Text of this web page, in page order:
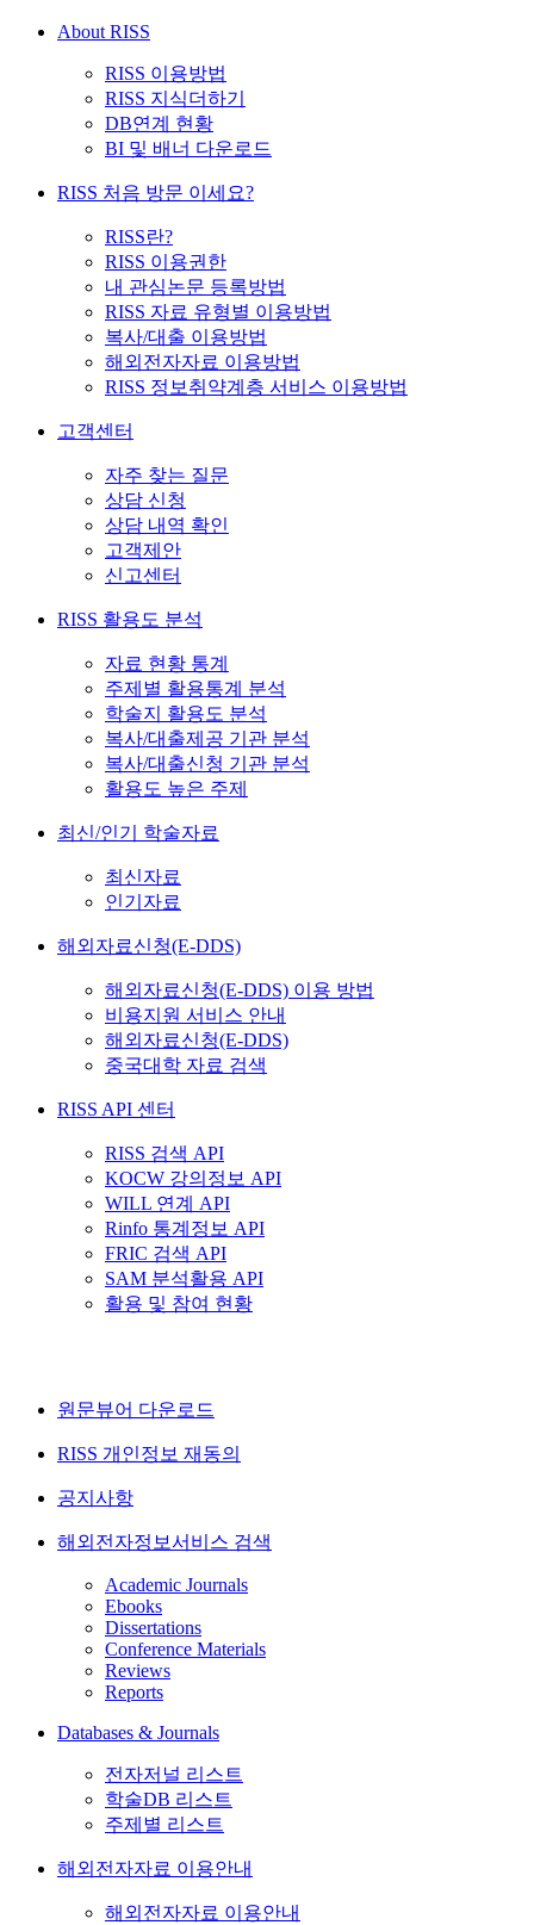
About RISS
RISS 이용방법
RISS 지식더하기
DB연계 현황
BI 및 배너 다운로드
RISS 처음 방문 이세요?
RISS란?
RISS 이용권한
내 관심논문 등록방법
RISS 자료 유형별 이용방법
복사/대출 이용방법
해외전자자료 이용방법
RISS 정보취약계층 서비스 이용방법
고객센터
자주 찾는 질문
상담 신청
상담 내역 확인
고객제안
신고센터
RISS 활용도 분석
자료 현황 통계
주제별 활용통계 분석
학술지 활용도 분석
복사/대출제공 기관 분석
복사/대출신청 기관 분석
활용도 높은 주제
최신/인기 학술자료
최신자료
인기자료
해외자료신청(E-DDS)
해외자료신청(E-DDS) 이용 방법
비용지원 서비스 안내
해외자료신청(E-DDS)
중국대학 자료 검색
RISS API 센터
RISS 검색 API
KOCW 강의정보 API
WILL 연계 API
Rinfo 통계정보 API
FRIC 검색 API
SAM 분석활용 API
활용 및 참여 현황
원문뷰어 다운로드
RISS 개인정보 재동의
공지사항
해외전자정보서비스 검색
Academic Journals
Ebooks
Dissertations
Conference Materials
Reviews
Reports
Databases & Journals
전자저널 리스트
학술DB 리스트
주제별 리스트
해외전자자료 이용안내
해외전자자료 이용안내